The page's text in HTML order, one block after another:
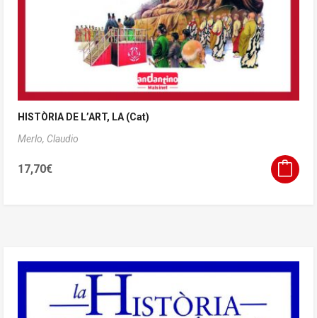
HISTÒRIA DE L’ART, LA (Cat)
Merlo, Claudio
17,70€